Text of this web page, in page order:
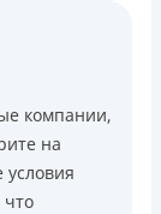
компании,
на
условия
что